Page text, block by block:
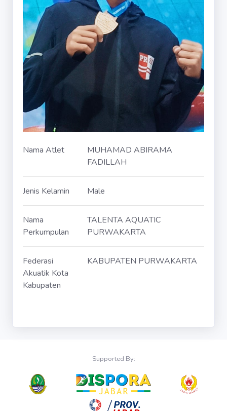
Nama Atlet
MUHAMAD ABIRAMA
FADILLAH
Jenis Kelamin Male
Nama
Perkumpulan
TALENTA AQUATIC
PURWAKARTA
Federasi
Akuatik Kota
Kabupaten
KABUPATEN PURWAKARTA
Supported By: